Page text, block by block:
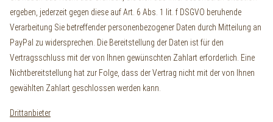
ergeben, jederzeit gegen diese auf Art. 6 Abs. 1 lit. f DSGVO beruhende
Verarbeitung Sie betreffender personenbezogener Daten durch Mitteilung an
PayPal zu widersprechen. Die Bereitstellung der Daten ist für den
Vertragsschluss mit der von Ihnen gewünschten Zahlart erforderlich. Eine
Nichtbereitstellung hat zur Folge, dass der Vertrag nicht mit der von Ihnen
gewählten Zahlart geschlossen werden kann.
Drittanbieter